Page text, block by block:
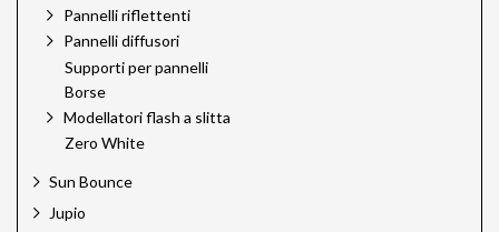
Pannelli riflettenti
Pannelli diffusori
Supporti per pannelli
Borse
Modellatori flash a slitta
Zero White
Sun Bounce
Jupio